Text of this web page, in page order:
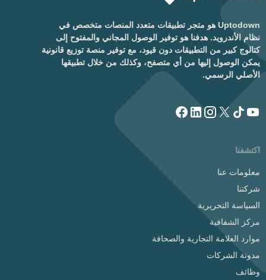
Uptodown هو متجر تطبيقات متعدد المنصات متخصص في
نظام الأندرويد. هدفنا هو توفير الوصول المجاني والمفتوح إلى
كتالوج كبير من التطبيقات دون قيود، مع توفير منصة توزيع قانونية
يمكن الوصول إليها من أي متصفح، وكذلك من خلال تطبيقها
الأصلي الرسمي.
اكتشفنا
معلومات عنا
شركتنا
السياسة التحريرية
مركز الشفافية
موارد العلامة التجارية والصحافة
مدونة الشركات
وظائف